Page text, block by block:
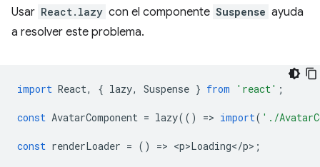
Usar React.lazy con el componente Suspense ayuda
a resolver este problema.
import React, { lazy, Suspense } from 'react' ;
const AvatarComponent = lazy(() => import( './
const renderLoader = () => <p>Loading</p> ;